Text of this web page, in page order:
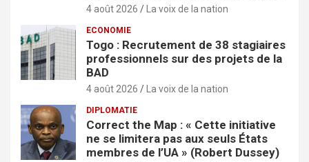
4 août 2026 La voix de la nation
ECONOMIE
Togo : Recrutement de 38 stagiaires
professionnels sur des projets de la
BAD
4 août 2026 La voix de la nation
DIPLOMATIE
Correct the Map : « Cette initiative
ne se limitera pas aux seuls États
membres de l’UA » (Robert Dussey)